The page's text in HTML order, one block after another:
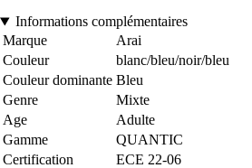
Informations complémentaires
Marque
Arai
Couleur
blanc/bleu/noir/bleu
Couleur dominante Bleu
Genre
Mixte
Age
Adulte
Gamme
QUANTIC
Certification
ECE 22-06